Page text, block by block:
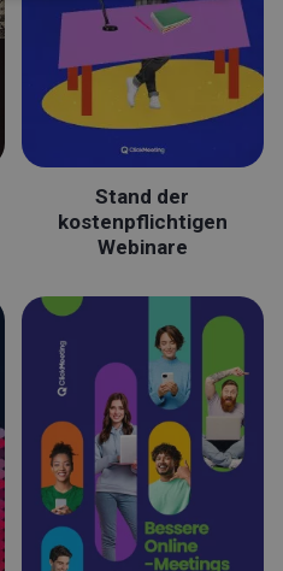
Stand der
kostenpflichtigen
Webinare